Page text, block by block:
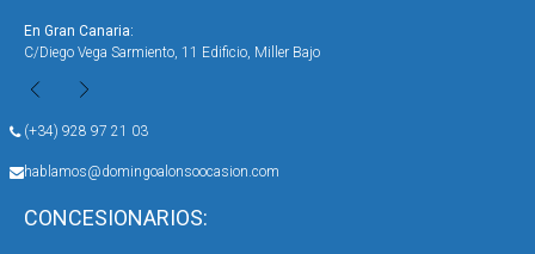
En Gran Canaria:
C/Diego Vega Sarmiento, 11 Edificio, Miller Bajo
(+34) 928 97 21 03
hablamos@domingoalonsoocasion.com
CONCESIONARIOS: